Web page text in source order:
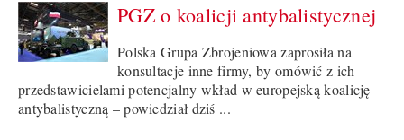
PGZ o koalicji antybalistycznej
Polska Grupa Zbrojeniowa zaprosiła na
konsultacje inne firmy, by omówić z ich
przedstawicielami potencjalny wkład w europejską koalicję
antybalistyczną – powiedział dziś ...